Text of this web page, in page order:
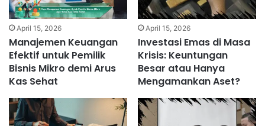
April 15, 2026
Manajemen Keuangan
Efektif untuk Pemilik
Bisnis Mikro demi Arus
Kas Sehat
April 15, 2026
Investasi Emas di Masa
Krisis: Keuntungan
Besar atau Hanya
Mengamankan Aset?